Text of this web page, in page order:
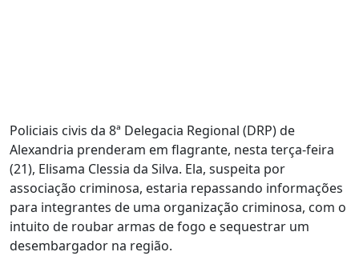
Policiais civis da 8ª Delegacia Regional (DRP) de
Alexandria prenderam em flagrante, nesta terça-feira
(21), Elisama Clessia da Silva. Ela, suspeita por
associação criminosa, estaria repassando informações
para integrantes de uma organização criminosa, com o
intuito de roubar armas de fogo e sequestrar um
desembargador na região.